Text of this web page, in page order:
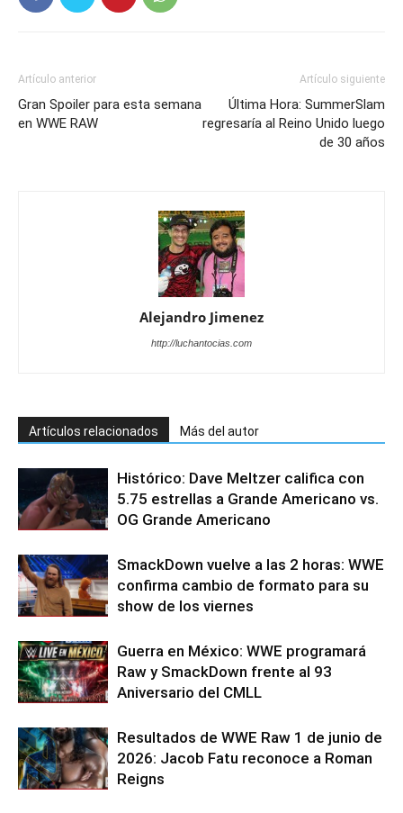
Artículo anterior
Gran Spoiler para esta semana
en WWE RAW
Artículo siguiente
Última Hora: SummerSlam
regresaría al Reino Unido luego
de 30 años
Alejandro Jimenez
http://luchantocias.com
Artículos relacionados Más del autor
Histórico: Dave Meltzer califica con
5.75 estrellas a Grande Americano vs.
OG Grande Americano
SmackDown vuelve a las 2 horas: WWE
confirma cambio de formato para su
show de los viernes
Guerra en México: WWE programará
Raw y SmackDown frente al 93
Aniversario del CMLL
Resultados de WWE Raw 1 de junio de
2026: Jacob Fatu reconoce a Roman
Reigns